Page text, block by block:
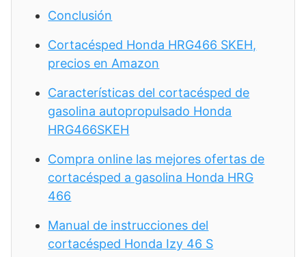
Conclusión
Cortacésped Honda HRG466 SKEH,
precios en Amazon
Características del cortacésped de
gasolina autopropulsado Honda
HRG466SKEH
Compra online las mejores ofertas de
cortacésped a gasolina Honda HRG
466
Manual de instrucciones del
cortacésped Honda Izy 46 S